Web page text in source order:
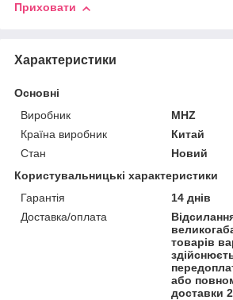
Приховати
Характеристики
Основні
Виробник
MHZ
Країна виробник
Китай
Стан
Новий
Користувальницькі характеристики
Гарантія
14 днів
Доставка/оплата
товарів
або
доставки